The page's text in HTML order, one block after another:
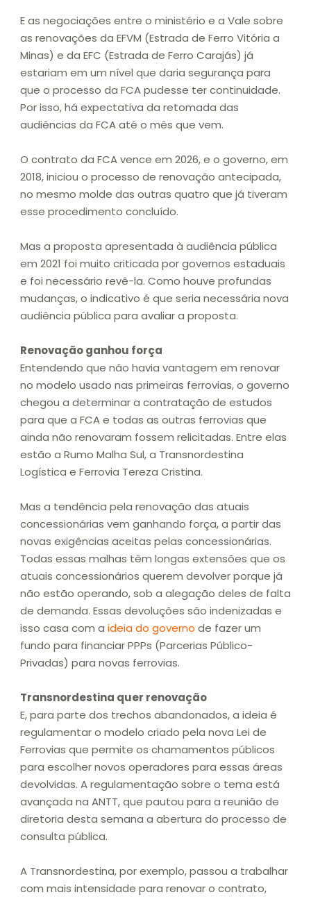
E as negociações entre o ministério e a Vale sobre
as renovações da EFVM (Estrada de Ferro Vitória a
Minas) e da EFC (Estrada de Ferro Carajás) já
estariam em um nível que daria segurança para
que o processo da FCA pudesse ter continuidade.
Por isso, há expectativa da retomada das
audiências da FCA até o mês que vem.
O contrato da FCA vence em 2026, e o governo, em
2018, iniciou o processo de renovação antecipada,
no mesmo molde das outras quatro que já tiveram
esse procedimento concluído.
Mas a proposta apresentada à audiência pública
em 2021 foi muito criticada por governos estaduais
e foi necessário revê-la. Como houve profundas
mudanças, o indicativo é que seria necessária nova
audiência pública para avaliar a proposta.
Renovação ganhou força
Entendendo que não havia vantagem em renovar
no modelo usado nas primeiras ferrovias, o governo
chegou a determinar a contratação de estudos
para que a FCA e todas as outras ferrovias que
ainda não renovaram fossem relicitadas. Entre elas
estão a Rumo Malha Sul, a Transnordestina
Logística e Ferrovia Tereza Cristina.
Mas a tendência pela renovação das atuais
concessionárias vem ganhando força, a partir das
novas exigências aceitas pelas concessionárias.
Todas essas malhas têm longas extensões que os
atuais concessionários querem devolver porque já
não estão operando, sob a alegação deles de falta
de demanda. Essas devoluções são indenizadas e
isso casa com a ideia do governo de fazer um
fundo para financiar PPPs (Parcerias Público-
Privadas) para novas ferrovias.
Transnordestina quer renovação
E, para parte dos trechos abandonados, a ideia é
regulamentar o modelo criado pela nova Lei de
Ferrovias que permite os chamamentos públicos
para escolher novos operadores para essas áreas
devolvidas. A regulamentação sobre o tema está
avançada na ANTT, que pautou para a reunião de
diretoria desta semana a abertura do processo de
consulta pública.
A Transnordestina, por exemplo, passou a trabalhar
com mais intensidade para renovar o contrato,